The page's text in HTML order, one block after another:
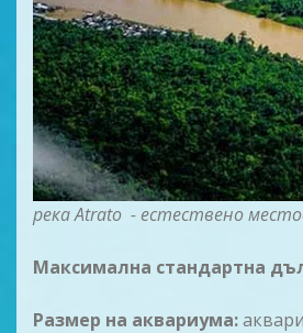
река Atrato - естествено
Максимална стандартна
Размер на аквариума: